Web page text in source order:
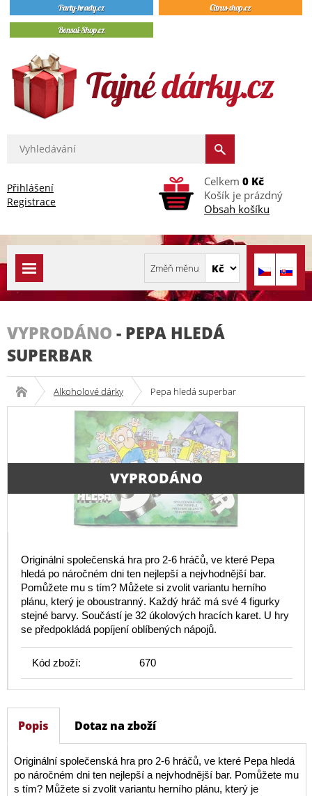
Přihlášení
Registrace
Celkem 0 Kč
Košík je prázdný
Obsah košíku
VYPRODÁNO - PEPA HLEDÁ
SUPERBAR
Alkoholové dárky Pepa hledá superbar
VYPRODÁNO
Originální společenská hra pro 2-6 hráčů, ve které Pepa
hledá po náročném dni ten nejlepší a nejvhodnější bar.
Pomůžete mu s tím? Můžete si zvolit variantu herního
plánu, který je oboustranný. Každý hráč má své 4 figurky
stejné barvy. Součástí je 32 úkolových hracích karet. U hry
se předpokládá popíjení oblíbených nápojů.
Kód zboží: 670
Popis Dotaz na zboží
Originální společenská hra pro 2-6 hráčů, ve které Pepa hledá
po náročném dni ten nejlepší a nejvhodnější bar. Pomůžete mu
s tím? Můžete si zvolit variantu herního plánu, který je